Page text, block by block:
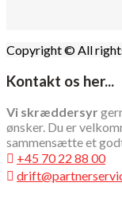
Copyright © All
Kontakt os her...
Vi skræddersyr
ønsker. Du er
sammensætte et
+45 70 22 88 00